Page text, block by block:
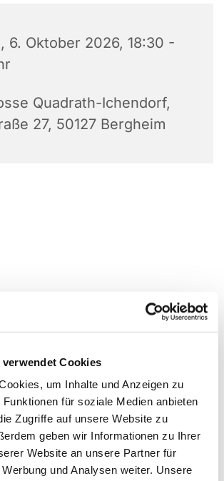
verwendet Cookies
um Inhalte und Anzeigen zu
für soziale Medien anbieten
Zugriffe auf unsere Website zu
geben wir Informationen zu Ihrer
Website an unsere Partner für
und Analysen weiter. Unsere
6. Oktober 2026, 18:30 -
Quadrath-Ichendorf,
27, 50127 Bergheim